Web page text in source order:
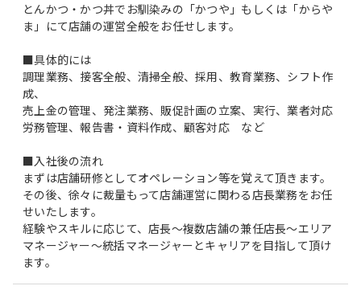
とんかつ・かつ丼でお馴染みの「かつや」もしくは「からや
ま」にて店舗の運営全般をお任せします。
■具体的には
調理業務、接客全般、清掃全般、採用、教育業務、シフト作
成、
売上金の管理、発注業務、販促計画の立案、実行、業者対応
労務管理、報告書・資料作成、顧客対応 など
■入社後の流れ
まずは店舗研修としてオペレーション等を覚えて頂きます。
その後、徐々に裁量もって店舗運営に関わる店長業務をお任
せいたします。
経験やスキルに応じて、店長～複数店舗の兼任店長～エリア
マネージャー～統括マネージャーとキャリアを目指して頂け
ます。